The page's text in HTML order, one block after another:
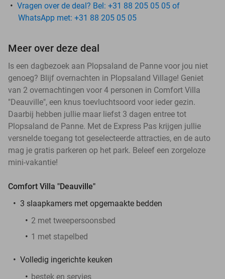
Vragen over de deal? Bel: +31 88 205 05 05 of
WhatsApp met: +31 88 205 05 05
Meer over deze deal
Is een dagbezoek aan Plopsaland de Panne voor jou niet
genoeg? Blijf overnachten in Plopsaland Village! Geniet
van 2 overnachtingen voor 4 personen in Comfort Villa
"Deauville", een knus toevluchtsoord voor ieder gezin.
Daarbij hebben jullie maar liefst 3 dagen entree tot
Plopsaland de Panne. Met de Express Pas krijgen jullie
versnelde toegang tot geselecteerde attracties, en de auto
mag je gratis parkeren op het park. Beleef een zorgeloze
mini-vakantie!
Comfort Villa "Deauville"
3 slaapkamers met opgemaakte bedden
2 met tweepersoonsbed
1 met stapelbed
Volledig ingerichte keuken
bestek en servies